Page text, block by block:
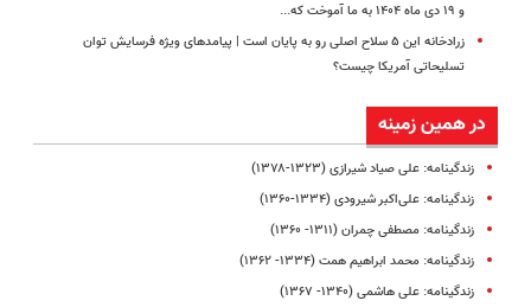
و ۱۹ دی ماه ۱۴۰۴ به ما آموخت که...
زرادخانه این ۵ سلاح اصلی رو به پایان است | پیامدهای ویژه فرسایش توان
تسلیحاتی آمریکا چیست؟
در همین زمینه
زندگینامه: علی صیاد شیرازی (۱۳۲۳-۱۳۷۸)
زندگینامه: علی‌اکبر شیرودی (۱۳۳۴-۱۳۶۰)
زندگینامه: مصطفی چمران (۱۳۱۱- ۱۳۶۰)
زندگینامه: محمد ابراهیم همت (۱۳۳۴- ۱۳۶۲)
زندگینامه: علی هاشمی (۱۳۴۰- ۱۳۶۷)